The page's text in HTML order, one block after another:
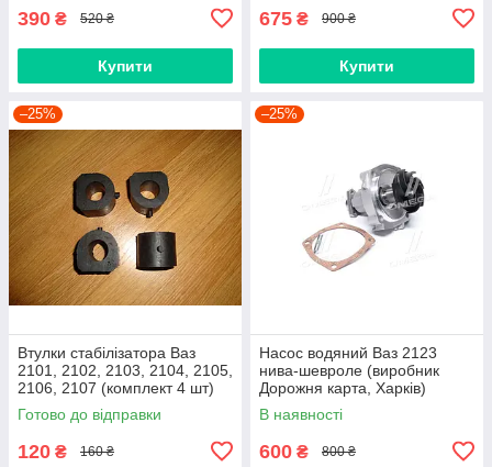
390 ₴ 520 ₴
Купити
675 ₴ 900 ₴
Купити
–25%
Втулки стабілізатора Ваз
2101, 2102, 2103, 2104, 2105,
2106, 2107 (комплект 4 шт)
виробник Gumex, Польща
Готово до відправки
120 ₴ 160 ₴
–25%
Насос водяний Ваз 2123
нива-шевроле (виробник
Дорожня карта, Харків)
В наявності
600 ₴ 800 ₴